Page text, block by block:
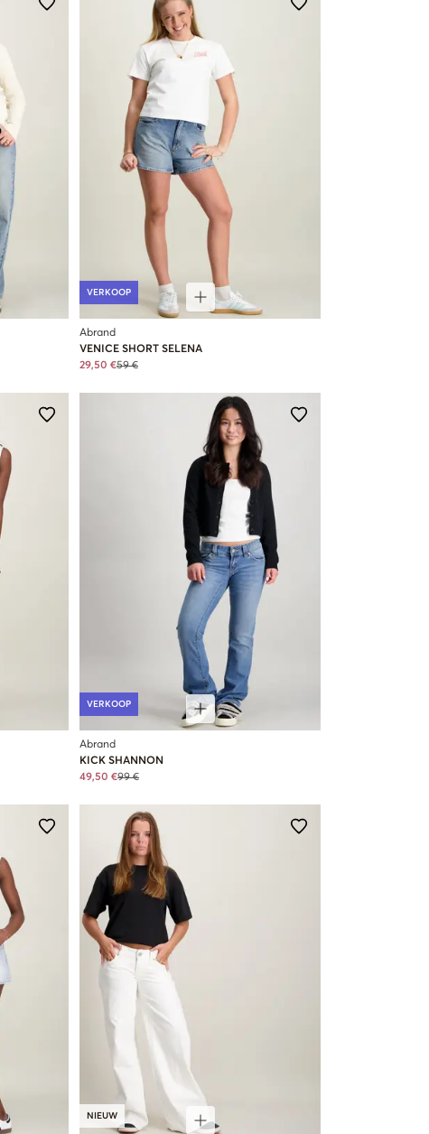
VERKOOP
Abrand
VENICE SHORT SELENA
29,50 €59 €
VERKOOP
Abrand
KICK SHANNON
49,50 €99 €
NIEUW